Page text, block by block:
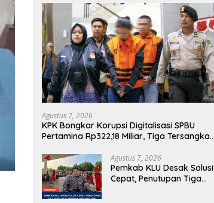
Agustus 7, 2026
KPK Bongkar Korupsi Digitalisasi SPBU
Pertamina Rp322,18 Miliar, Tiga Tersangka
Agustus 7, 2026
Pemkab KLU Desak Solusi
Cepat, Penutupan Tiga